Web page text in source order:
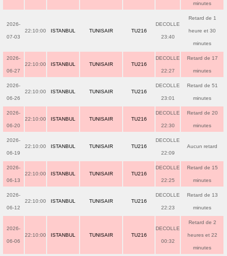
minutes
2026-
07-03
22:10:00 ISTANBUL TUNISAIR TU216
DECOLLE
23:40
Retard de 1
heure et 30
minutes
2026-
06-27
22:10:00 ISTANBUL TUNISAIR TU216
DECOLLE
22:27
Retard de 17
minutes
2026-
06-26
22:10:00 ISTANBUL TUNISAIR TU216
DECOLLE
23:01
Retard de 51
minutes
2026-
06-20
22:10:00 ISTANBUL TUNISAIR TU216
DECOLLE
22:30
Retard de 20
minutes
2026-
06-19
22:10:00 ISTANBUL TUNISAIR TU216
DECOLLE
22:09
Aucun retard
2026-
06-13
22:10:00 ISTANBUL TUNISAIR TU216
DECOLLE
22:25
Retard de 15
minutes
2026-
06-12
22:10:00 ISTANBUL TUNISAIR TU216
DECOLLE
22:23
Retard de 13
minutes
2026-
06-06
22:10:00 ISTANBUL TUNISAIR TU216
DECOLLE
00:32
Retard de 2
heures et 22
minutes